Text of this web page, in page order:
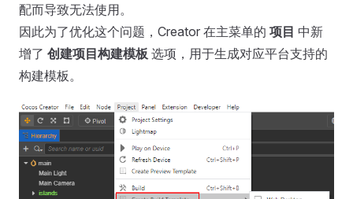
配而导致无法使用。
因此为了优化这个问题，Creator 在主菜单的 项目 中新
增了 创建项目构建模板 选项，用于生成对应平台支持的
构建模板。